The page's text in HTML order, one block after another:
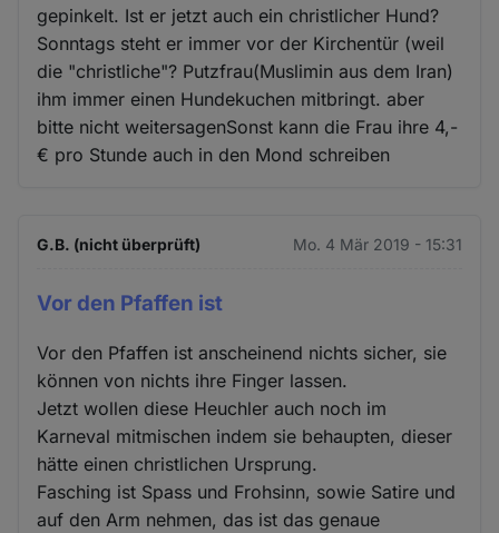
gepinkelt. Ist er jetzt auch ein christlicher Hund?
Sonntags steht er immer vor der Kirchentür (weil
die "christliche"? Putzfrau(Muslimin aus dem Iran)
ihm immer einen Hundekuchen mitbringt. aber
bitte nicht weitersagenSonst kann die Frau ihre 4,-
€ pro Stunde auch in den Mond schreiben
G.B. (nicht überprüft) Mo. 4 Mär 2019 - 15:31
Vor den Pfaffen ist
Vor den Pfaffen ist anscheinend nichts sicher, sie
können von nichts ihre Finger lassen.
Jetzt wollen diese Heuchler auch noch im
Karneval mitmischen indem sie behaupten, dieser
hätte einen christlichen Ursprung.
Fasching ist Spass und Frohsinn, sowie Satire und
auf den Arm nehmen, das ist das genaue